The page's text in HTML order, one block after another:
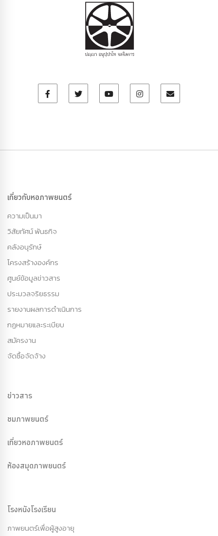
เกี่ยวกับหอภาพยนตร์
ความเป็นมา
วิสัยทัศน์ พันธกิจ
คลังอนุรักษ์
โครงสร้างองค์กร
ศูนย์ข้อมูลข่าวสาร
ประมวลจริยธรรม
รายงานผลการดำเนินการ
กฏหมายและระเบียบ
สมัครงาน
จัดซื้อจัดจ้าง
ข่าวสาร
ชมภาพยนตร์
เที่ยวหอภาพยนตร์
ห้องสมุดภาพยนตร์
โรงหนังโรงเรียน
ภาพยนตร์เพื่อผู้สูงอายุ